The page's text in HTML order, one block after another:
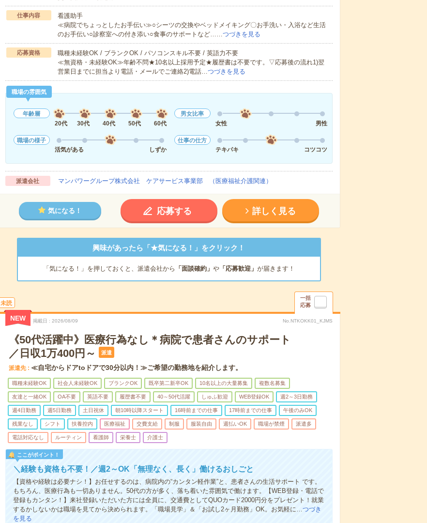
仕事内容
看護助手
≪病院でちょっとしたお手伝い≫○シーツの交換やベッドメイキング〇お手洗い・入浴など生活
のお手伝い○診察室への付き添い○食事のサポートなど……つづきを見る
応募資格
職種未経験OK / ブランクOK / パソコンスキル不要 / 英語力不要
≪無資格・未経験OK≫年齢不問★10名以上採用予定★履歴書は不要です。▽応募後の流れ1)翌
営業日までに担当より電話・メールでご連絡2)電話…つづきを見る
職場の雰囲気
年齢層
20代
30代 40代 50代 60代
男女比率
女性
男性
職場の様子
活気がある
しずか
仕事の仕方
テキパキ
コツコツ
派遣会社 マンパワーグループ株式会社 ケアサービス事業部 （医療福祉介護関連）
気になる！ 応募する 詳しく見る
興味があったら「★気になる！」をクリック！
「気になる！」を押しておくと、派遣会社から 「面談確約」 や「応募歓迎」 が届きます！
未読
一括
応募
NEW 掲載日 2026/08/09 No.NTKOKK01_KJMS
《50代活躍中》医療行為なし＊病院で患者さんのサポート
／日収1万400円～
派遣
派遣先 ≪自宅からドアtoドアで30分以内！≫ご希望の勤務地を紹介します。
職種未経験OK 社会人未経験OK ブランクOK 既卒第二新卒OK 10名以上の大量募集 複数名募集
友達と一緒OK OA不要 英語不要 履歴書不要 40～50代活躍 しゅふ歓迎 WEB登録OK 週2～3日勤務
週4日勤務 週5日勤務 土日祝休 朝10時以降スタート 16時前までの仕事 17時前までの仕事 午後のみOK
残業なし シフト 扶養控内 医療福祉 交費支給 制服 服装自由 週払いOK 職場が禁煙 派遣多
電話対応なし ルーティン 看護師 栄養士 介護士
ここがポイント！
＼経験も資格も不要！／週2～OK「無理なく、長く」働けるおしごと
【資格や経験は必要ナシ！】お任せするのは、病院内の“カンタン軽作業”と、患者さんの生活サポート です。
もちろん、医療行為も一切ありません。50代の方が多く、落ち着いた雰囲気で働けます。【WEB登録・電話で
登録もカンタン！】来社登録いただいた方には全員に、交通費としてQUOカード2000円分をプレゼント！就業
するかしないかは職場を見てから決められます。「職場見学」＆「お試し2ヶ月勤務」OK。お気軽に…つづき
を見る